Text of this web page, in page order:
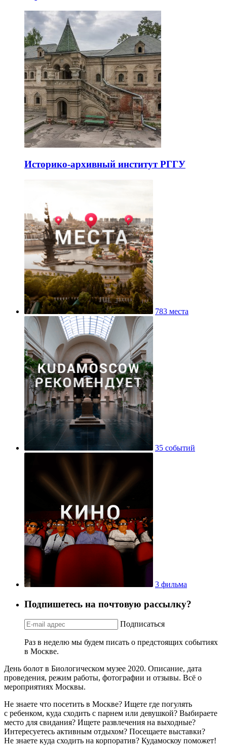
Историко-архивный институт РГГУ
783 места
35 событий
3 фильма
Подпишетесь на почтовую рассылку?
Подписаться
Раз в неделю мы будем писать о предстоящих событиях
в Москве.
День болот в Биологическом музее 2020. Описание, дата
проведения, режим работы, фотографии и отзывы. Всё о
мероприятиях Москвы.
Не знаете что посетить в Москве? Ищете где погулять
с ребенком, куда сходить с парнем или девушкой? Выбираете
место для свидания? Ищете развлечения на выходные?
Интересуетесь активным отдыхом? Посещаете выставки?
Не знаете куда сходить на корпоратив? Кудамоскоу поможет!